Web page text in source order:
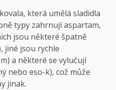
která umělá sladidla
typy zahrnují aspartam,
jsou některé špatně
jiné jsou rychle
a některé se vylučují
nebo eso-k), což může
jinak.